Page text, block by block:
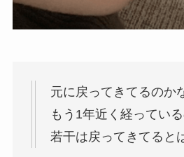
元に戻ってきてるのか
もう1年近く経っている
若干は戻ってきてると